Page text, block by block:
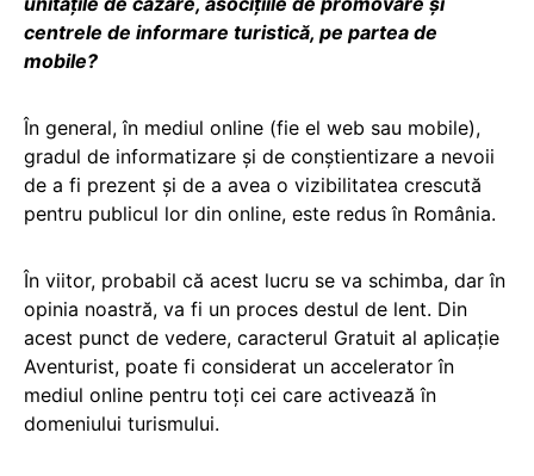
centrele de informare turistică, pe partea de
mobile?
În general, în mediul online (fie el web sau mobile),
gradul de informatizare și de conștientizare a nevoii
de a fi prezent și de a avea o vizibilitatea crescută
pentru publicul lor din online, este redus în România.
În viitor, probabil că acest lucru se va schimba, dar în
opinia noastră, va fi un proces destul de lent. Din
acest punct de vedere, caracterul Gratuit al aplicație
Aventurist, poate fi considerat un accelerator în
mediul online pentru toți cei care activează în
domeniului turismului.